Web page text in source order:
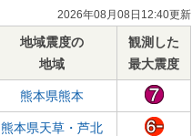
2026年08月08日12:40更新
地域震度の
地域
観測した
最大震度
熊本県熊本
熊本県天草・芦北